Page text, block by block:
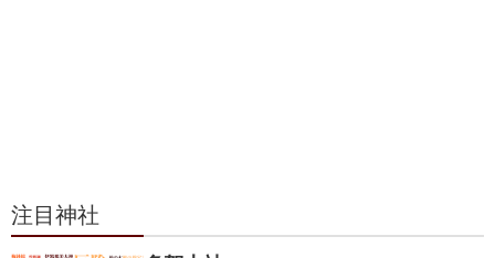
注目神社